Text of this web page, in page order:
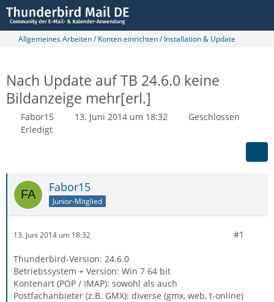
Allgemeines Arbeiten / Konten einrichten / Installation & Update
Nach Update auf TB 24.6.0 keine
Bildanzeige mehr[erl.]
Fabor15 13. Juni 2014 um 18:32
Geschlossen
Erledigt
Fabor15
Junior-Mitglied
13. Juni 2014 um 18:32 #1
Thunderbird-Version: 24.6.0
Betriebssystem + Version: Win 7 64 bit
Kontenart (POP / IMAP): sowohl als auch
Postfachanbieter (z.B. GMX): diverse (gmx, web, t-online)